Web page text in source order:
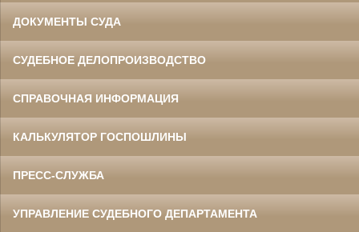
ДОКУМЕНТЫ СУДА
СУДЕБНОЕ ДЕЛОПРОИЗВОДСТВО
СПРАВОЧНАЯ ИНФОРМАЦИЯ
КАЛЬКУЛЯТОР ГОСПОШЛИНЫ
ПРЕСС-СЛУЖБА
УПРАВЛЕНИЕ СУДЕБНОГО ДЕПАРТАМЕНТА